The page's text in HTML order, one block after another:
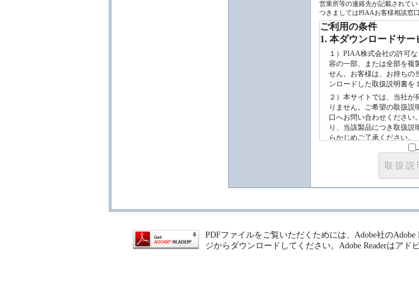
営業所等の連絡先が記載されて
つきましてはPIAAお客様相談窓
ご利用の条件
1. 本ダウンロードサー
１）PIAA株式会社の許可
容の一部、または全部を複
せん。お客様は、お持ちの
ンロードした取扱説明書を
２）本サイトでは、当社が
りません。ご希望の取扱説
口へお問い合わせください
り、当該製品につき取扱説
らかじめご了承ください。
３）本サイトに公開され
由で製品のご購入及び補
部品の価格が改定されて
１）本サイトに公開されて
いる説明書の記載内容と
更などにより、異なる場合
明書の内容とお手持ちの製
されている場合、当社の
て、改訂版を本サイトに
取扱説
PDFファイルをご覧いただくためには、Adobe社の
ジからダウンロードしてください。Adobe Readerはアド